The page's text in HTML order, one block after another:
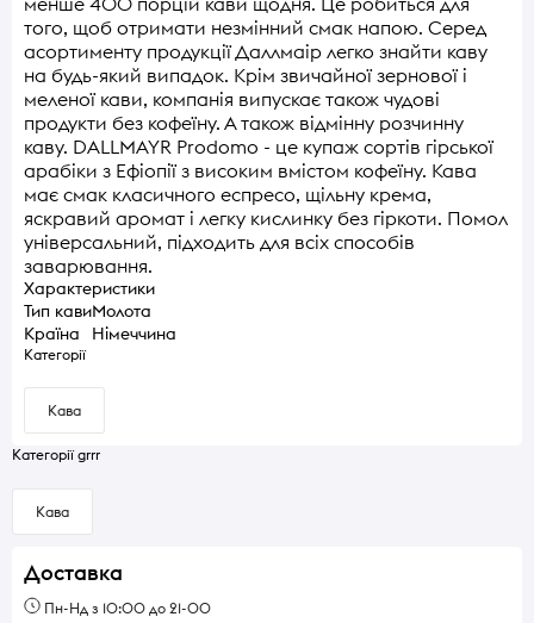
того, щоб отримати незмінний смак напою. Серед
асортименту продукції Даллмаір легко знайти каву
на будь-який випадок. Крім звичайної зернової і
меленої кави, компанія випускає також чудові
продукти без кофеїну. А також відмінну розчинну
каву. DALLMAYR Prodomo - це купаж сортів гірської
арабіки з Ефіопії з високим вмістом кофеїну. Кава
має смак класичного еспресо, щільну крема,
яскравий аромат і легку кислинку без гіркоти. Помол
універсальний, підходить для всіх способів
заварювання.
Характеристики
Тип кавиМолота
Країна
Німеччина
Категорії
Кава
Категорії grrr
Кава
Доставка
Пн-Нд з 10:00 до 21-00